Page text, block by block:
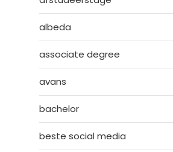
albeda
associate degree
avans
bachelor
beste social media